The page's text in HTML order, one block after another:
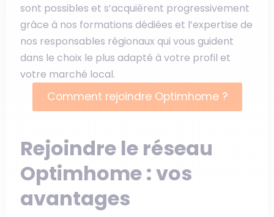
sont possibles et s’acquièrent progressivement
grâce à nos formations dédiées et l’expertise de
nos responsables régionaux qui vous guident
dans le choix le plus adapté à votre profil et
votre marché local.
Comment rejoindre Optimhome ?
Rejoindre le réseau
Optimhome : vos
avantages